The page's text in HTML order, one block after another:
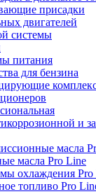
присадки
двигателей
системы
питания
для бензина
и
масла
масла Pro Line
охлаждения
топливо Pro